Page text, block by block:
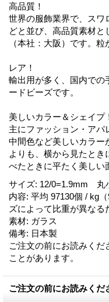
高品質！
世界の服飾業界で、スワ
どと並び、高品質素材
（本社：大阪）です。
レア！
輸出用が多く、国内での
ードビーズです。
美しいカラー＆シェイプ
主にファッション・アパ
中間色など美しいカラー
よりも、横から見たと
べたときに平たく美しい
サイズ: 12/0=1.9mm 丸
内容: 平均 97130個 / kg
ズによって比重が異なる
素材: ガラス
備考: 日本製
ご注文の前にお読みくだ
ことがあります。
ご注文の前にお読みくだ